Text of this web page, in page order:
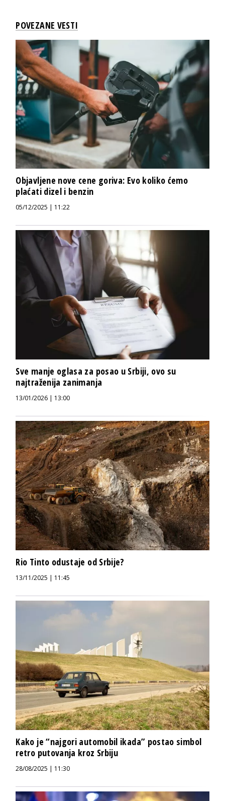
POVEZANE VESTI
Objavljene nove cene goriva: Evo koliko ćemo
plaćati dizel i benzin
05/12/2025 | 11:22
Sve manje oglasa za posao u Srbiji, ovo su
najtraženija zanimanja
13/01/2026 | 13:00
Rio Tinto odustaje od Srbije?
13/11/2025 | 11:45
Kako je “najgori automobil ikada” postao simbol
retro putovanja kroz Srbiju
28/08/2025 | 11:30